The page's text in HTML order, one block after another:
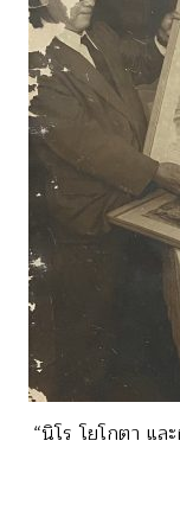
“นิโร โยโกตา แ